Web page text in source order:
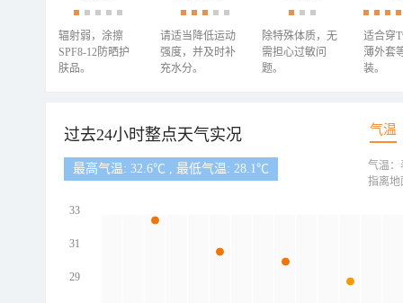
辐射弱，涂擦
SPF8-12防晒护
肤品。
请适当降低运动
强度，并及时补
充水分。
除特殊体质，无
需担心过敏问
题。
适合穿
薄外套
装。
过去24小时整点天气实况 气温
最高气温: 32.6℃ , 最低气温: 28.1℃
33
31
29
气温：
指离地